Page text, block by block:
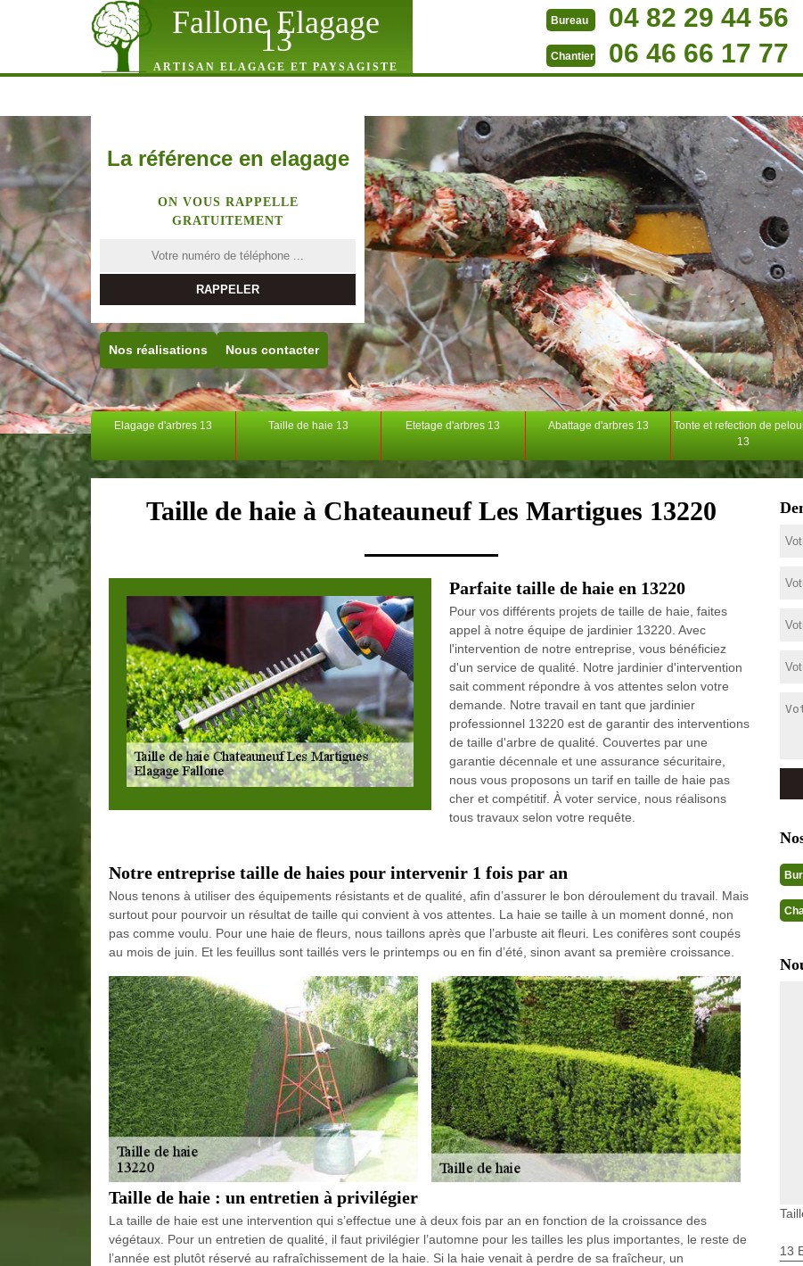
Fallone Elagage
13
ARTISAN ELAGAGE ET PAYSAGISTE
Bureau 04 82 29 44 56
Chantier 06 46 66 17 77
La référence en elagage
ON VOUS RAPPELLE
GRATUITEMENT
Nos réalisations Nous contacter
Elagage d'arbres 13 Taille de haie 13 Etetage d'arbres 13 Abattage d'arbres 13
Tonte et refection de
13
Taille de haie à Chateauneuf Les Martigues 13220
Parfaite taille de haie en 13220
Pour vos différents projets de taille de haie, faites
appel à notre équipe de jardinier 13220. Avec
l'intervention de notre entreprise, vous bénéficiez
d'un service de qualité. Notre jardinier d'intervention
sait comment répondre à vos attentes selon votre
demande. Notre travail en tant que jardinier
professionnel 13220 est de garantir des interventions
de taille d'arbre de qualité. Couvertes par une
garantie décennale et une assurance sécuritaire,
nous vous proposons un tarif en taille de haie pas
cher et compétitif. À voter service, nous réalisons
tous travaux selon votre requête.
Notre entreprise taille de haies pour intervenir 1 fois par an
Nous tenons à utiliser des équipements résistants et de qualité, afin d’assurer le bon déroulement du travail. Mais
surtout pour pourvoir un résultat de taille qui convient à vos attentes. La haie se taille à un moment donné, non
pas comme voulu. Pour une haie de fleurs, nous taillons après que l’arbuste ait fleuri. Les conifères sont coupés
au mois de juin. Et les feuillus sont taillés vers le printemps ou en fin d’été, sinon avant sa première croissance.
Taille de haie : un entretien à privilégier
La taille de haie est une intervention qui s’effectue une à deux fois par an en fonction de la croissance des
végétaux. Pour un entretien de qualité, il faut privilégier l’automne pour les tailles les plus importantes, le reste de
l’année est plutôt réservé au rafraîchissement de la haie. Si la haie venait à perdre de sa fraîcheur, un
13